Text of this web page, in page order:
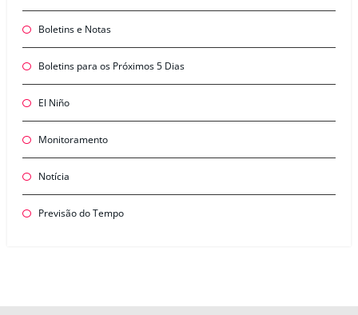
Boletins e Notas
Boletins para os Próximos 5 Dias
El Niño
Monitoramento
Notícia
Previsão do Tempo